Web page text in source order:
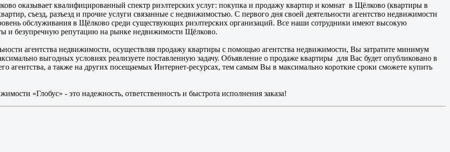
оказывает квалифицированный спектр риэлтерских услуг: покупка и продажу квартир и комнат в Щёлково (квартиры в
съезд, разъезд и прочие услуги связанные с недвижимостью. С первого дня своей деятельности агентство недвижимости
обслуживания в Щёлково среди существующих риэлтерских организаций. Все наши сотрудники имеют высокую
и безупречную репутацию на рынке недвижимости Щёлково.
агентства недвижимости, осуществляя продажу квартиры с помощью агентства недвижимости, Вы затратите минимум
выгодных условиях реализуете поставленную задачу. Объявление о продаже квартиры для Вас будет опубликовано в
а также на других посещаемых Интернет-ресурсах, тем самым Вы в максимально короткие сроки сможете купить
«Глобус» - это надежность, ответственность и быстрота исполнения заказа!